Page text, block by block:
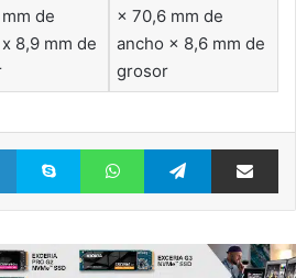
de
8,9 mm de
× 70,6 mm de
ancho × 8,6 mm de
grosor
LinkedIn Skype WhatsAppTelegram